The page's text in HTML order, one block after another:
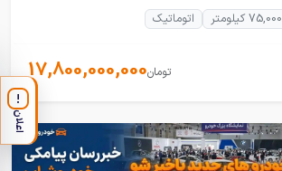
75,000 کیلومتر اتوماتیک
17,800,000,000تومان
!
اعلان